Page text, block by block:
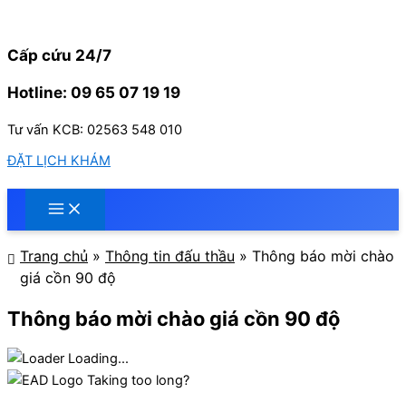
nội
Cấp cứu 24/7
Hotline: 09 65 07 19 19
Tư vấn KCB: 02563 548 010
ĐẶT LỊCH KHÁM
Trang chủ » Thông tin đấu thầu » Thông báo mời chào
giá cồn 90 độ
Thông báo mời chào giá cồn 90 độ
Loading...
Taking too long?